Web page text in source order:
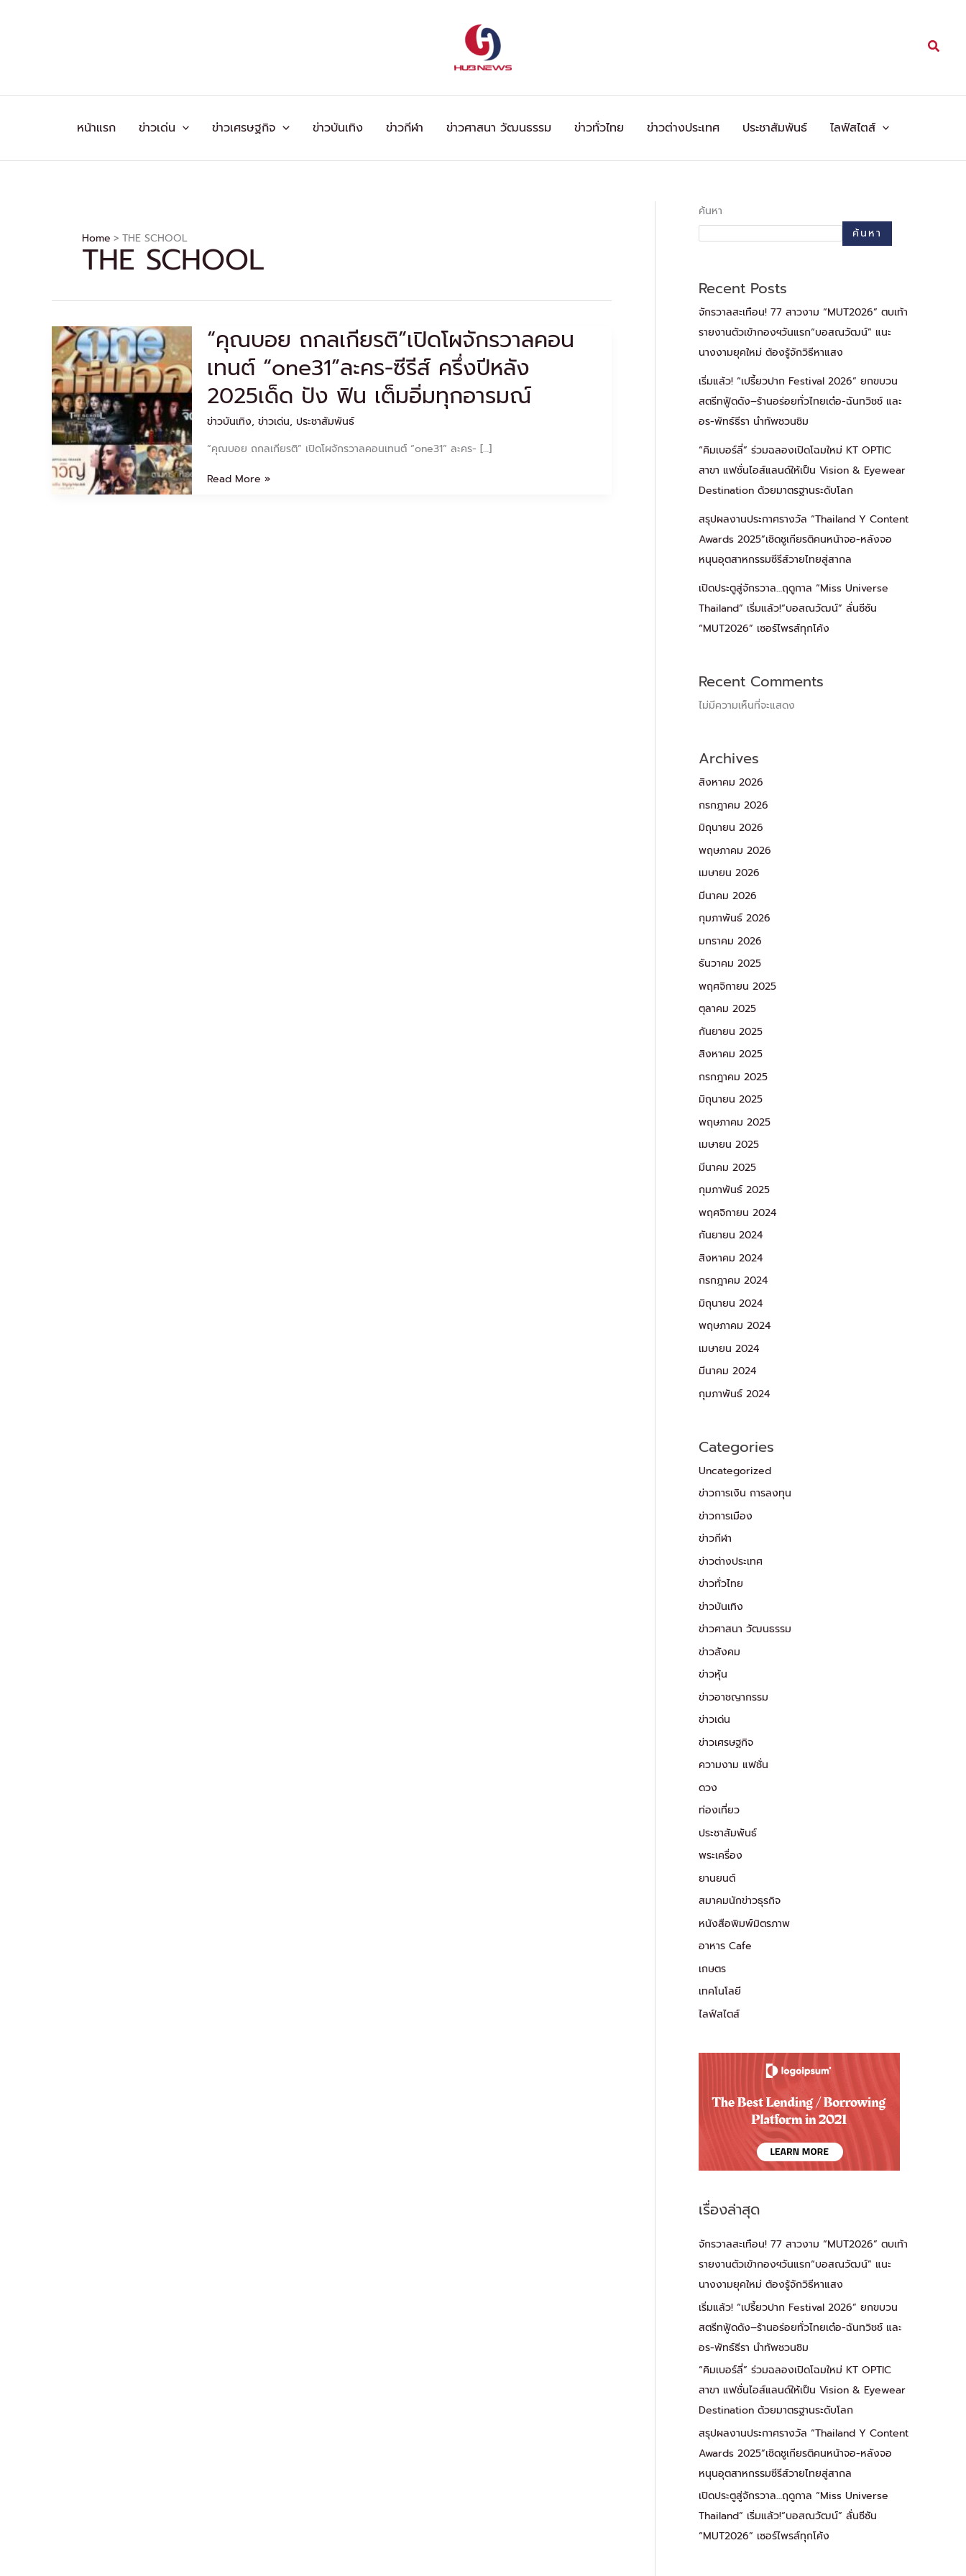
หน้าแรก ข่าวเด่น ข่าวเศรษฐกิจ ข่าวบันเทิง ข่าวกีฬา ข่าวศาสนา วัฒนธรรม ข่าวทั่วไทย ข่าวต่างประเทศ ประชาสัมพันธ์ ไลฟ์สไตส์
Home THE SCHOOL
THE SCHOOL
“คุณบอย ถกลเกียรติ”เปิดโผจักรวาลคอน
เทนต์ “one31”ละคร-ซีรีส์ ครึ่งปีหลัง
2025เด็ด ปัง ฟิน เต็มอิ่มทุกอารมณ์
ข่าวบันเทิง, ข่าวเด่น, ประชาสัมพันธ์
“คุณบอย ถกลเกียรติ” เปิดโผจักรวาลคอนเทนต์ “one31” ละคร- […]
“คุณ
บอย
ถกล
เกียรติ”เปิด
โผ
คอน
“one31”ละคร-
รีส์
Read More »
ค้นหา
ค้นหา
Recent Posts
จักรวาลสะเทือน! 77 สาวงาม “MUT2026” ตบเท้า
รายงานตัวเข้ากองฯวันแรก“บอสณวัฒน์” แนะ
นางงามยุคใหม่ ต้องรู้จักวิธีหาแสง
เริ่มแล้ว! “เปรี้ยวปาก Festival 2026” ยกขบวน
สตรีทฟู้ดดัง–ร้านอร่อยทั่วไทยเต๋อ-ฉันทวิชช์ และ
อร-พัทธ์ธีรา นำทัพชวนชิม
“คิมเบอร์ลี่” ร่วมฉลองเปิดโฉมใหม่ KT OPTIC
สาขา แฟชั่นไอส์แลนด์ให้เป็น Vision & Eyewear
Destination ด้วยมาตรฐานระดับโลก
สรุปผลงานประกาศรางวัล “Thailand Y Content
Awards 2025”เชิดชูเกียรติคนหน้าจอ-หลังจอ
หนุนอุตสาหกรรมซีรีส์วายไทยสู่สากล
เปิดประตูสู่จักรวาล…ฤดูกาล “Miss Universe
Thailand” เริ่มแล้ว!“บอสณวัฒน์” ลั่นซีซัน
“MUT2026” เซอร์ไพรส์ทุกโค้ง
Recent Comments
ไม่มีความเห็นที่จะแสดง
Archives
สิงหาคม 2026
กรกฎาคม 2026
มิถุนายน 2026
พฤษภาคม 2026
เมษายน 2026
มีนาคม 2026
กุมภาพันธ์ 2026
มกราคม 2026
ธันวาคม 2025
พฤศจิกายน 2025
ตุลาคม 2025
กันยายน 2025
สิงหาคม 2025
กรกฎาคม 2025
มิถุนายน 2025
พฤษภาคม 2025
เมษายน 2025
มีนาคม 2025
กุมภาพันธ์ 2025
พฤศจิกายน 2024
กันยายน 2024
สิงหาคม 2024
กรกฎาคม 2024
มิถุนายน 2024
พฤษภาคม 2024
เมษายน 2024
มีนาคม 2024
กุมภาพันธ์ 2024
Categories
Uncategorized
ข่าวการเงิน การลงทุน
ข่าวการเมือง
ข่าวกีฬา
ข่าวต่างประเทศ
ข่าวทั่วไทย
ข่าวบันเทิง
ข่าวศาสนา วัฒนธรรม
ข่าวสังคม
ข่าวหุ้น
ข่าวอาชญากรรม
ข่าวเด่น
ข่าวเศรษฐกิจ
ความงาม แฟชั่น
ดวง
ท่องเที่ยว
ประชาสัมพันธ์
พระเครื่อง
ยานยนต์
สมาคมนักข่าวธุรกิจ
หนังสือพิมพ์มิตรภาพ
อาหาร Cafe
เกษตร
เทคโนโลยี
ไลฟ์สไตส์
เรื่องล่าสุด
จักรวาลสะเทือน! 77 สาวงาม “MUT2026” ตบเท้า
รายงานตัวเข้ากองฯวันแรก“บอสณวัฒน์” แนะ
นางงามยุคใหม่ ต้องรู้จักวิธีหาแสง
เริ่มแล้ว! “เปรี้ยวปาก Festival 2026” ยกขบวน
สตรีทฟู้ดดัง–ร้านอร่อยทั่วไทยเต๋อ-ฉันทวิชช์ และ
อร-พัทธ์ธีรา นำทัพชวนชิม
“คิมเบอร์ลี่” ร่วมฉลองเปิดโฉมใหม่ KT OPTIC
สาขา แฟชั่นไอส์แลนด์ให้เป็น Vision & Eyewear
Destination ด้วยมาตรฐานระดับโลก
สรุปผลงานประกาศรางวัล “Thailand Y Content
Awards 2025”เชิดชูเกียรติคนหน้าจอ-หลังจอ
หนุนอุตสาหกรรมซีรีส์วายไทยสู่สากล
เปิดประตูสู่จักรวาล…ฤดูกาล “Miss Universe
Thailand” เริ่มแล้ว!“บอสณวัฒน์” ลั่นซีซัน
“MUT2026” เซอร์ไพรส์ทุกโค้ง